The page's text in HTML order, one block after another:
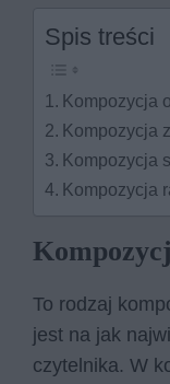
Spis treści
Kompozycja
Kompozycja
Kompozycja
Kompozycja
To rodzaj
jest na jak
czytelnika. W